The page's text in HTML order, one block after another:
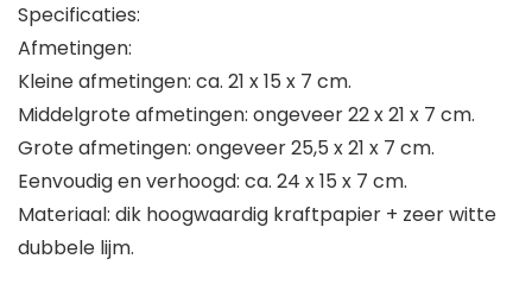
Specificaties:
Afmetingen:
Kleine afmetingen: ca. 21 x 15 x 7 cm.
Middelgrote afmetingen: ongeveer 22 x 21 x 7 cm.
Grote afmetingen: ongeveer 25,5 x 21 x 7 cm.
Eenvoudig en verhoogd: ca. 24 x 15 x 7 cm.
Materiaal: dik hoogwaardig kraftpapier + zeer witte
dubbele lijm.